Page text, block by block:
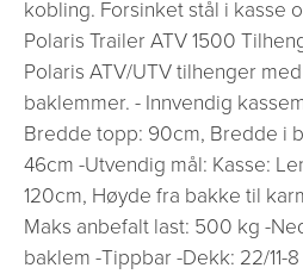
kobling. Forsinket stål i kasse
Polaris Trailer ATV 1500
Polaris ATV/UTV tilhenger
baklemmer. - Innvendig
Bredde topp: 90cm, Bredde i
46cm -Utvendig mål: Kasse:
120cm, Høyde fra bakke til
Maks anbefalt last: 500 kg -
baklem -Tippbar -Dekk: 22/11-